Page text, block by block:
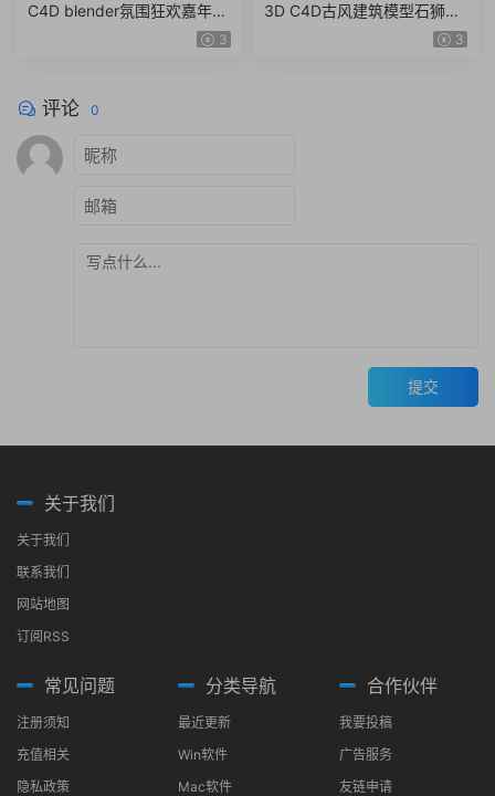
C4D blender氛围狂欢嘉年华
锣鼓棉花糖图标fbx obj模型3
3D C4D古风建筑模型石狮龙
斗篷石头酒壶木屐蟾蜍 obj z3
评论 0
提交
关于我们
关于我们
联系我们
网站地图
订阅RSS
常见问题
注册须知
充值相关
隐私政策
分类导航
最近更新
Win软件
Mac软件
合作伙伴
我要投稿
广告服务
友链申请